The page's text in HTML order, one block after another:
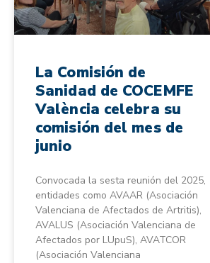
La Comisión de
Sanidad de COCEMFE
València celebra su
comisión del mes de
junio
Convocada la sesta reunión del 2025,
entidades como AVAAR (Asociación
Valenciana de Afectados de Artritis),
AVALUS (Asociación Valenciana de
Afectados por LUpuS), AVATCOR
(Asociación Valenciana